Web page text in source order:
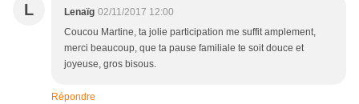
L Lenaïg 02/11/2017 12:00
Coucou Martine, ta jolie participation me suffit amplement,
merci beaucoup, que ta pause familiale te soit douce et
joyeuse, gros bisous.
Répondre